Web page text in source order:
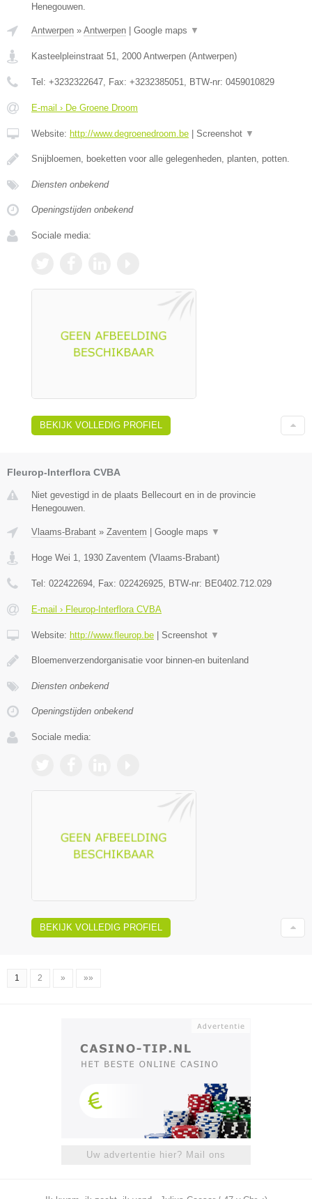
Henegouwen.
Antwerpen » Antwerpen | Google maps ▼
Kasteelpleinstraat 51 2000 Antwerpen (Antwerpen)
Tel: +3232322647 , Fax: +3232385051 , BTW-nr: 0459010829
E-mail › De Groene Droom
Website: http://www.degroenedroom.be | Screenshot ▼
Snijbloemen, boeketten voor alle gelegenheden, planten, potten.
Diensten onbekend
Openingstijden onbekend
Sociale media:
BEKIJK VOLLEDIG PROFIEL
Fleurop-Interflora CVBA
Niet gevestigd in de plaats Bellecourt en in de provincie
Henegouwen.
Vlaams-Brabant » Zaventem Google maps ▼
Hoge Wei 1, 1930 Zaventem (Vlaams-Brabant)
Tel: 022422694, Fax: 022426925, BTW-nr: BE0402.712.029
E-mail › Fleurop-Interflora CVBA
Website: http://www.fleurop.be Screenshot ▼
Bloemenverzendorganisatie voor binnen-en buitenland
Diensten onbekend
Openingstijden onbekend
Sociale media:
BEKIJK VOLLEDIG PROFIEL
1 2 » »»
Uw advertentie hier? Mail ons